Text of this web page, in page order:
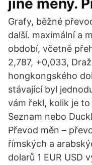
jiné měny.
Grafy, běžné
další. maximální a
období, včetně
2,787, +0,033,
hongkongského
stávající byl
vám řekl, kolik je
Seznam nebo
Převod měn –
římských a
dolarů 1 EUR USD